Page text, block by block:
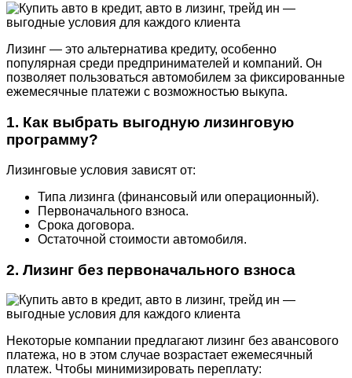
Лизинг — это альтернатива кредиту, особенно
популярная среди предпринимателей и компаний. Он
позволяет пользоваться автомобилем за фиксированные
ежемесячные платежи с возможностью выкупа.
1. Как выбрать выгодную лизинговую
программу?
Лизинговые условия зависят от:
Типа лизинга (финансовый или операционный).
Первоначального взноса.
Срока договора.
Остаточной стоимости автомобиля.
2. Лизинг без первоначального взноса
Некоторые компании предлагают лизинг без авансового
платежа, но в этом случае возрастает ежемесячный
платеж. Чтобы минимизировать переплату: